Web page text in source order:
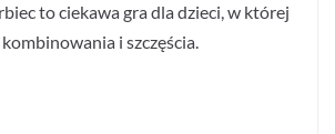
to ciekawa gra dla dzieci, w której
i szczęścia.